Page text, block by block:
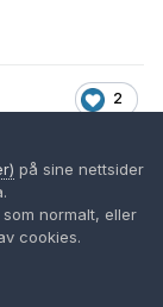
2
på sine nettsider
normalt, eller
cookies.